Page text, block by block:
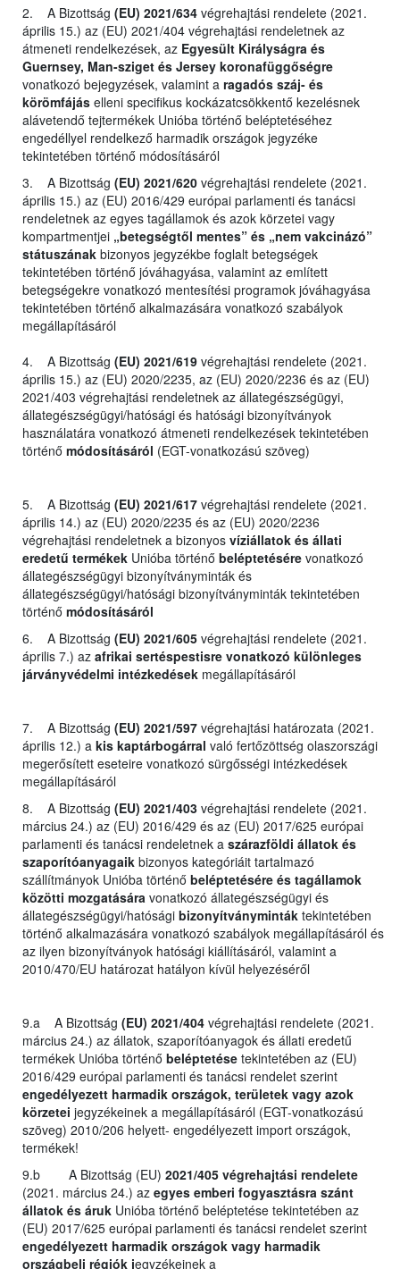
2. A Bizottság (EU) 2021/634 végrehajtási rendelete (2021.
április 15.) az (EU) 2021/404 végrehajtási rendeletnek az
átmeneti rendelkezések, az Egyesült Királyságra és
Guernsey, Man-sziget és Jersey koronafüggőségre
vonatkozó bejegyzések, valamint a ragadós száj- és
körömfájás elleni specifikus kockázatcsökkentő kezelésnek
alávetendő tejtermékek Unióba történő beléptetéséhez
engedéllyel rendelkező harmadik országok jegyzéke
tekintetében történő módosításáról
3. A Bizottság (EU) 2021/620 végrehajtási rendelete (2021.
április 15.) az (EU) 2016/429 európai parlamenti és tanácsi
rendeletnek az egyes tagállamok és azok körzetei vagy
kompartmentjei „betegségtől mentes” és „nem vakcinázó”
státuszának bizonyos jegyzékbe foglalt betegségek
tekintetében történő jóváhagyása, valamint az említett
betegségekre vonatkozó mentesítési programok jóváhagyása
tekintetében történő alkalmazására vonatkozó szabályok
megállapításáról
4. A Bizottság (EU) 2021/619 végrehajtási rendelete (2021.
április 15.) az (EU) 2020/2235, az (EU) 2020/2236 és az (EU)
2021/403 végrehajtási rendeletnek az állategészségügyi,
állategészségügyi/hatósági és hatósági bizonyítványok
használatára vonatkozó átmeneti rendelkezések tekintetében
történő módosításáról (EGT-vonatkozású szöveg)
5. A Bizottság (EU) 2021/617 végrehajtási rendelete (2021.
április 14.) az (EU) 2020/2235 és az (EU) 2020/2236
végrehajtási rendeletnek a bizonyos víziállatok és állati
eredetű termékek Unióba történő beléptetésére vonatkozó
állategészségügyi bizonyítványminták és
állategészségügyi/hatósági bizonyítványminták tekintetében
történő módosításáról
6. A Bizottság (EU) 2021/605 végrehajtási rendelete (2021.
április 7.) az afrikai sertéspestisre vonatkozó különleges
járványvédelmi intézkedések megállapításáról
7. A Bizottság (EU) 2021/597 végrehajtási határozata (2021.
április 12.) a kis kaptárbogárral való fertőzöttség olaszországi
megerősített eseteire vonatkozó sürgősségi intézkedések
megállapításáról
8. A Bizottság (EU) 2021/403 végrehajtási rendelete (2021.
március 24.) az (EU) 2016/429 és az (EU) 2017/625 európai
parlamenti és tanácsi rendeletnek a szárazföldi állatok és
szaporítóanyagaik bizonyos kategóriáit tartalmazó
szállítmányok Unióba történő beléptetésére és tagállamok
közötti mozgatására vonatkozó állategészségügyi és
állategészségügyi/hatósági bizonyítványminták tekintetében
történő alkalmazására vonatkozó szabályok megállapításáról és
az ilyen bizonyítványok hatósági kiállításáról, valamint a
2010/470/EU határozat hatályon kívül helyezéséről
9.a A Bizottság (EU) 2021/404 végrehajtási rendelete (2021.
március 24.) az állatok, szaporítóanyagok és állati eredetű
termékek Unióba történő beléptetése tekintetében az (EU)
2016/429 európai parlamenti és tanácsi rendelet szerint
engedélyezett harmadik országok, területek vagy azok
körzetei jegyzékeinek a megállapításáról (EGT-vonatkozású
szöveg) 2010/206 helyett- engedélyezett import országok,
termékek!
9.b A Bizottság (EU) 2021/405 végrehajtási rendelete
(2021. március 24.) az egyes emberi fogyasztásra szánt
állatok és áruk Unióba történő beléptetése tekintetében az
(EU) 2017/625 európai parlamenti és tanácsi rendelet szerint
engedélyezett harmadik országok vagy harmadik
országbeli régiók jegyzékeinek a